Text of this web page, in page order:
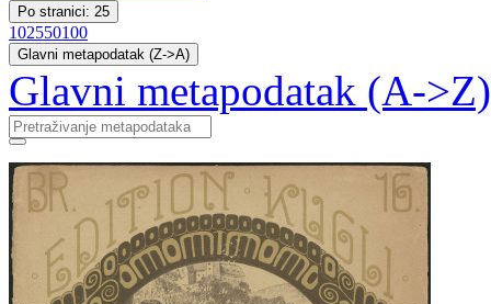
Po stranici: 25
102550100
Glavni metapodatak (Z->A)
Glavni metapodatak (A->Z)